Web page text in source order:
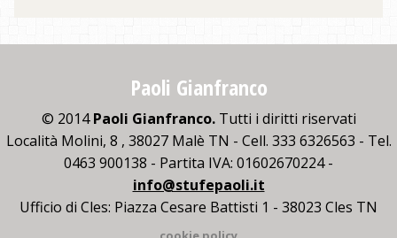
Paoli Gianfranco
© 2014Paoli Gianfranco.Tutti i diritti riservati
Località Molini, 8 , 38027 Malè TN - Cell. 333 6326563 - Tel.
0463 900138 - Partita IVA: 01602670224 -
info@stufepaoli.it
Ufficio di Cles: Piazza Cesare Battisti 1 - 38023 Cles TN